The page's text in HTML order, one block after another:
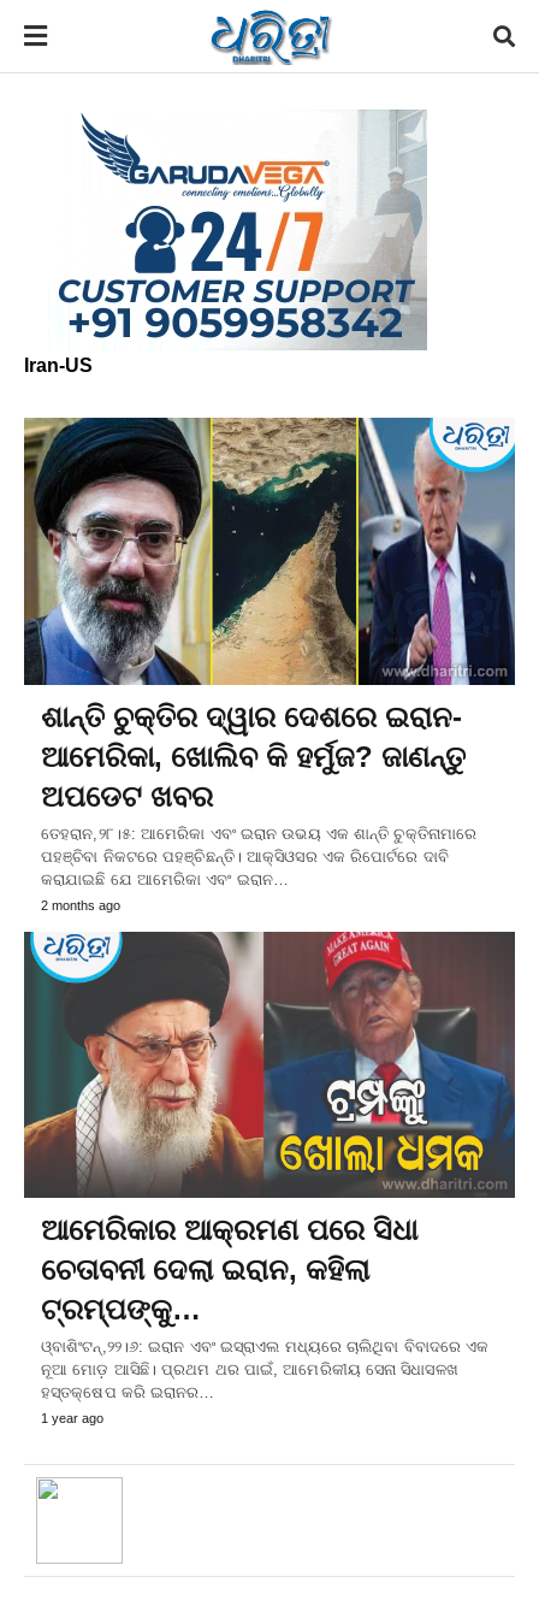
Iran-US
ଶାନ୍ତି ଚୁକ୍ତିର ଦ୍ୱାର ଦେଶରେ ଇରାନ-
ଆମେରିକା, ଖୋଲିବ କି ହର୍ମୁଜ? ଜାଣନ୍ତୁ
ଅପଡେଟ ଖବର
ତେହରାନ,୨୮।୫: ଆମେରିକା ଏବଂ ଇରାନ ଉଭୟ ଏକ ଶାନ୍ତି ଚୁକ୍ତିନାମାରେ
ପହଞ୍ଚିବା ନିକଟରେ ପହଞ୍ଚିଛନ୍ତି। ଆକ୍ସିଓସର ଏକ ରିପୋର୍ଟରେ ଦାବି
କରାଯାଇଛି ଯେ ଆମେରିକା ଏବଂ ଇରାନ…
2 months ago
ଆମେରିକାର ଆକ୍ରମଣ ପରେ ସିଧା
ଚେତାବନୀ ଦେଲା ଇରାନ, କହିଲା
ଟ୍ରମ୍ପଙ୍କୁ…
ଓ୍ବାଶିଂଟନ୍‌,୨୨।୬: ଇରାନ ଏବଂ ଇସ୍ରାଏଲ ମଧ୍ୟରେ ଚାଲିଥିବା ବିବାଦରେ ଏକ
ନୂଆ ମୋଡ଼ ଆସିଛି। ପ୍ରଥମ ଥର ପାଇଁ, ଆମେରିକୀୟ ସେନା ସିଧାସଳଖ
ହସ୍ତକ୍ଷେପ କରି ଇରାନର…
1 year ago